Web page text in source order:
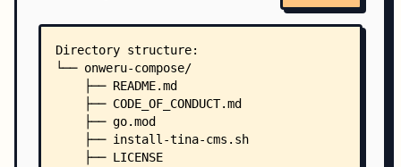
Directory structure:
└── onweru-compose/
    ├── README.md
    ├── CODE_OF_CONDUCT.md
    ├── go.mod
    ├── install-tina-cms.sh
    ├── LICENSE